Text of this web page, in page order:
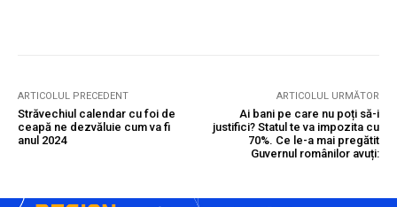
ARTICOLUL PRECEDENT
Străvechiul calendar cu foi de
ceapă ne dezvăluie cum va fi
anul 2024
ARTICOLUL URMĂTOR
Ai bani pe care nu poți să-i
justifici? Statul te va impozita cu
70%. Ce le-a mai pregătit
Guvernul românilor avuți: